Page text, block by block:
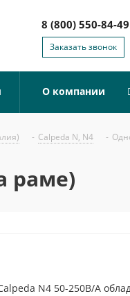
8 (800) 550-84-49
Заказать звонок
О компании
- Calpeda N, N4 -
раме)
N4 50-250B/A